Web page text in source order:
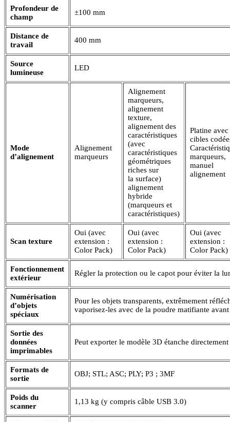
Profondeur de
champ
±100 mm
Distance de
travail
400 mm
Source
lumineuse
LED
Mode
d’alignement
Alignement
marqueurs
Alignement
marqueurs,
alignement
texture,
alignement des
caractéristiques
(avec
caractéristiques
géométriques
riches sur
la surface)
alignement
hybride
(marqueurs et
caractéristiques)
Platine avec
cibles
marqueurs,
manuel
alignement
Scan texture
Oui (avec
extension :
Color Pack)
Oui (avec
extension :
Color Pack)
Oui (avec
extension :
Color Pack)
Fonctionnement
extérieur
Régler la protection ou le capot pour éviter la
Numérisation
d’objets
spéciaux
Pour les objets transparents, extrêmement
vaporisez-les avec de la poudre matifiante
Sortie des
données
imprimables
Peut exporter le modèle 3D étanche
Formats de
sortie
OBJ; STL; ASC; PLY; P3 ; 3MF
Poids du
scanner
1,13 kg (y compris câble USB 3.0)